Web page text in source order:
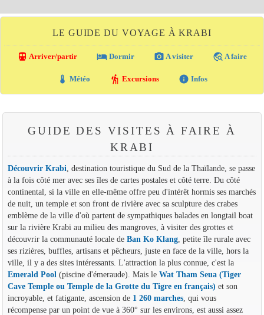
LE GUIDE DU VOYAGE À KRABI
directions_transit Arriver/partir local_hotel Dormir photo_camera A visiter travel_explore A faire
thermostat Météo hiking Excursions info Infos
GUIDE DES VISITES À FAIRE À
KRABI
Découvrir Krabi , destination touristique du Sud de la Thaïlande, se passe
à la fois côté mer avec ses îles de cartes postales et côté terre. Du côté
continental, si la ville en elle-même offre peu d'intérêt hormis ses marchés
de nuit, un temple et son front de rivière avec sa sculpture des crabes
emblème de la ville d'où partent de sympathiques balades en longtail boat
sur la rivière Krabi au milieu des mangroves, à visiter des grottes et
découvrir la communauté locale de Ban Ko Klang, petite île rurale avec
ses rizières, buffles, artisans et pêcheurs, juste en face de la ville, hors la
ville, il y a des sites intéressants. L'attraction la plus connue, c'est la
Emerald Pool (piscine d'émeraude). Mais le Wat Tham Seua (Tiger
Cave Temple ou Temple de la Grotte du Tigre en français) et son
incroyable, et fatigante, ascension de 1 260 marches, qui vous
récompense par un point de vue à 360° sur les environs, est aussi assez